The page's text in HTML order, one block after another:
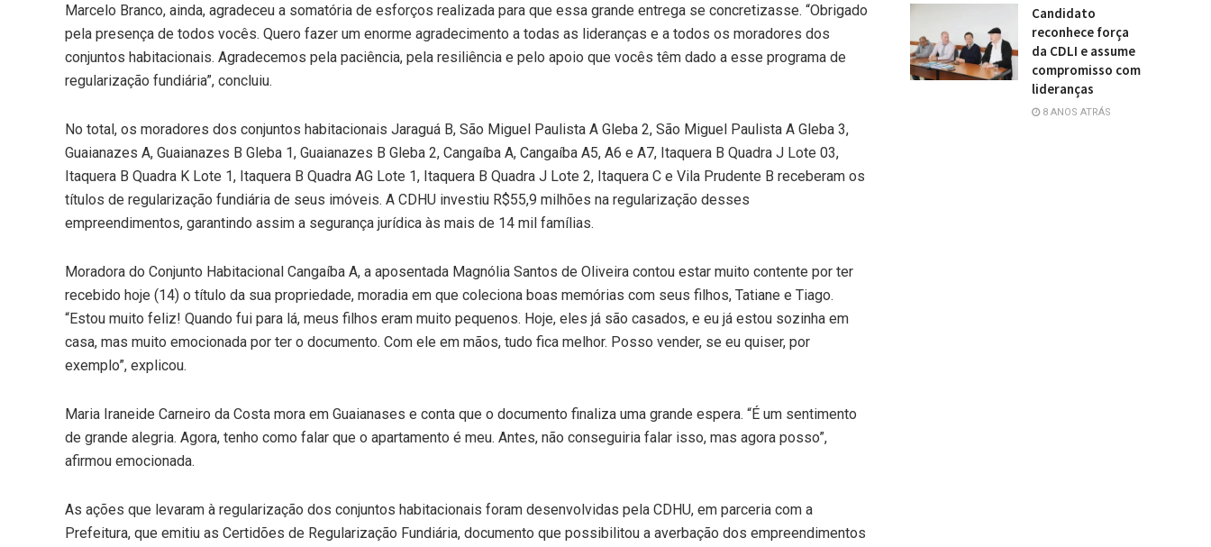
Marcelo Branco, ainda, agradeceu a somatória de esforços realizada para que essa grande entrega se concretizasse. “Obrigado
pela presença de todos vocês. Quero fazer um enorme agradecimento a todas as lideranças e a todos os moradores dos
conjuntos habitacionais. Agradecemos pela paciência, pela resiliência e pelo apoio que vocês têm dado a esse programa de
regularização fundiária”, concluiu.
No total, os moradores dos conjuntos habitacionais Jaraguá B, São Miguel Paulista A Gleba 2, São Miguel Paulista A Gleba 3,
Guaianazes A, Guaianazes B Gleba 1, Guaianazes B Gleba 2, Cangaíba A, Cangaíba A5, A6 e A7, Itaquera B Quadra J Lote 03,
Itaquera B Quadra K Lote 1, Itaquera B Quadra AG Lote 1, Itaquera B Quadra J Lote 2, Itaquera C e Vila Prudente B receberam os
títulos de regularização fundiária de seus imóveis. A CDHU investiu R$55,9 milhões na regularização desses
empreendimentos, garantindo assim a segurança jurídica às mais de 14 mil famílias.
Moradora do Conjunto Habitacional Cangaíba A, a aposentada Magnólia Santos de Oliveira contou estar muito contente por ter
recebido hoje (14) o título da sua propriedade, moradia em que coleciona boas memórias com seus filhos, Tatiane e Tiago.
“Estou muito feliz! Quando fui para lá, meus filhos eram muito pequenos. Hoje, eles já são casados, e eu já estou sozinha em
casa, mas muito emocionada por ter o documento. Com ele em mãos, tudo fica melhor. Posso vender, se eu quiser, por
exemplo”, explicou.
Maria Iraneide Carneiro da Costa mora em Guaianases e conta que o documento finaliza uma grande espera. “É um sentimento
de grande alegria. Agora, tenho como falar que o apartamento é meu. Antes, não conseguiria falar isso, mas agora posso”,
afirmou emocionada.
As ações que levaram à regularização dos conjuntos habitacionais foram desenvolvidas pela CDHU, em parceria com a
Prefeitura, que emitiu as Certidões de Regularização Fundiária, documento que possibilitou a averbação dos empreendimentos
Candidato
reconhece força
da CDLI e assume
compromisso com
lideranças
8 ANOS ATRÁS